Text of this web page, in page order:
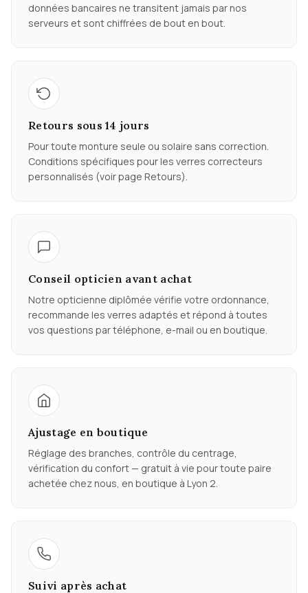
données bancaires ne transitent jamais par nos
serveurs et sont chiffrées de bout en bout.
Retours sous 14 jours
Pour toute monture seule ou solaire sans correction.
Conditions spécifiques pour les verres correcteurs
personnalisés (voir page Retours).
Conseil opticien avant achat
Notre opticienne diplômée vérifie votre ordonnance,
recommande les verres adaptés et répond à toutes
vos questions par téléphone, e-mail ou en boutique.
Ajustage en boutique
Réglage des branches, contrôle du centrage,
vérification du confort — gratuit à vie pour toute paire
achetée chez nous, en boutique à Lyon 2.
Suivi après achat